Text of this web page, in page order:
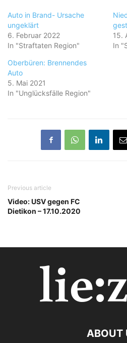
Auto in Brand- Ursache
ungeklärt
6. Februar 2022
In "Straftaten Region"
15.
In
Oberbüren: Brennendes
Auto
5. Mai 2021
In "Unglücksfälle Region"
Previous article
Video: USV gegen FC
Dietikon – 17.10.2020
ABOUT